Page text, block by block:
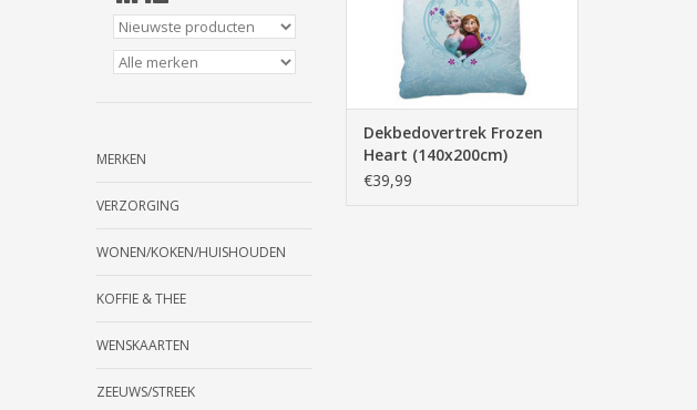
MERKEN
VERZORGING
WONEN/KOKEN/HUISHOUDEN
KOFFIE & THEE
WENSKAARTEN
ZEEUWS/STREEK
Dekbedovertrek Frozen
Heart (140x200cm)
€39,99